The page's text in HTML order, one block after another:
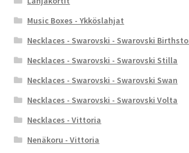
Music Boxes - Ykköslahjat
Necklaces - Swarovski - Swarovski
Necklaces - Swarovski - Swarovski Stilla
Necklaces - Swarovski - Swarovski Swan
Necklaces - Swarovski - Swarovski Volta
Necklaces - Vittoria
Nenäkoru - Vittoria